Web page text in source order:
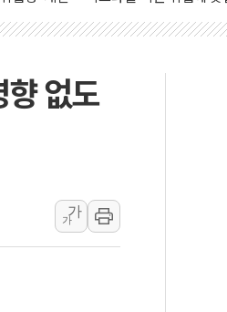
중단 명령…트럼프 제동
은 "또 개입했나" 촉각
美 고용 쇼크에 반도체주 '활짝'
안·클라우드플레어·태양광주↑ VS
군 실종자 7359명 끝까지 찾겠다"
없도
가
가